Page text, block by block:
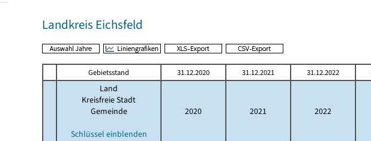
Landkreis Eichsfeld
Gebietsstand 31.12.2020 31.12.2021 31.12.2022
Land
Kreisfreie Stadt
Gemeinde
Schlüssel einblenden
2020 2021 2022